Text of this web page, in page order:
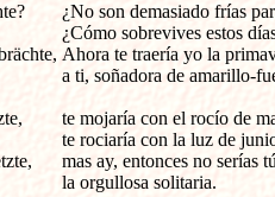
¿No son demasiado frías
¿Cómo sobrevives estos
Ahora te traería yo la
a ti, soñadora de amarillo-
te mojaría con el rocío de
te rociaría con la luz de
mas ay, entonces no serías
la orgullosa solitaria.